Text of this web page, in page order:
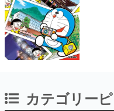
カテゴリー